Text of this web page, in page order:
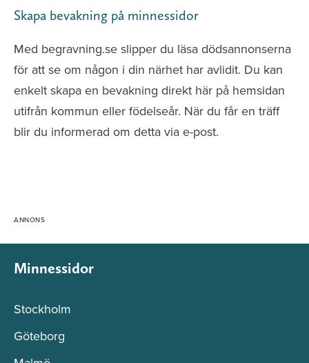
Skapa bevakning på minnessidor
Med begravning.se slipper du läsa dödsannonserna
för att se om någon i din närhet har avlidit. Du kan
enkelt skapa en bevakning direkt här på hemsidan
utifrån kommun eller födelseår. När du får en träff
blir du informerad om detta via e-post.
Minnessidor
Stockholm
Göteborg